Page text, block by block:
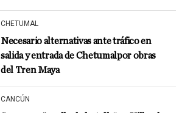
CHETUMAL
Necesario alternativas ante tráfico en
salida y entrada de Chetumalpor obras
del Tren Maya
CANCÚN